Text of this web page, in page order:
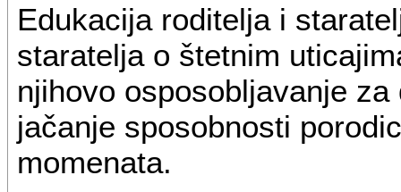
Edukacija roditelja i
staratelja o štetnim
njihovo osposobljavanje
jačanje sposobnosti
momenata.